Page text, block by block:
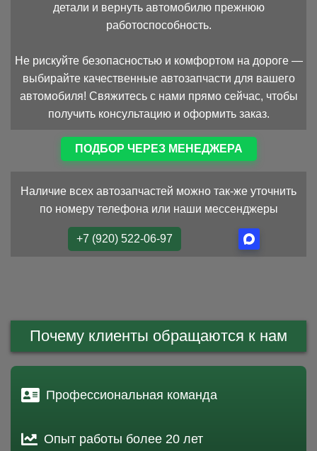
детали и вернуть автомобилю прежнюю
работоспособность.
Не рискуйте безопасностью и комфортом на дороге —
выбирайте качественные автозапчасти для вашего
автомобиля! Свяжитесь с нами прямо сейчас, чтобы
получить консультацию и оформить заказ.
ПОДБОР ЧЕРЕЗ МЕНЕДЖЕРА
Наличие всех автозапчастей можно так-же уточнить
по номеру телефона или наши мессенджеры
+7 (920) 522-06-97
Почему клиенты обращаются к нам
Профессиональная команда
Опыт работы более 20 лет